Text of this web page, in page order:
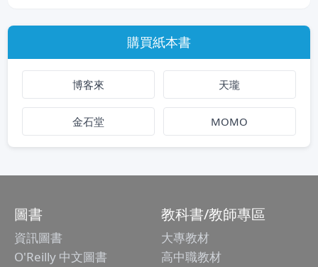
購買紙本書
博客來 天瓏
金石堂 MOMO
圖書
資訊圖書
O'Reilly 中文圖書
教科書/教師專區
大專教材
高中職教材